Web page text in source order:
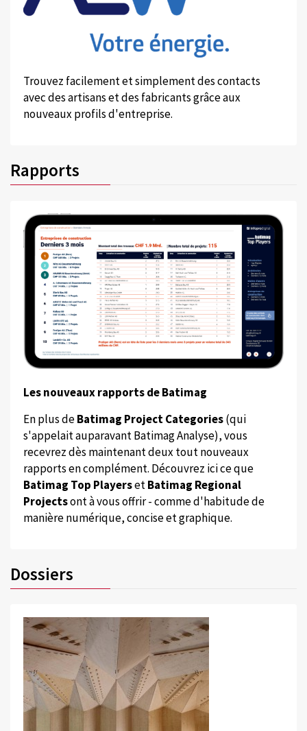
Trouvez facilement et simplement des contacts
avec des artisans et des fabricants grâce aux
nouveaux profils d'entreprise.
Rapports
Les nouveaux rapports de Batimag
En plus deBatimag Project Categories(qui
s'appelait auparavant Batimag Analyse), vous
recevrez dès maintenant deux tout nouveaux
rapports en complément. Découvrez ici ce que
Batimag Top PlayersetBatimag Regional
Projectsont à vous offrir - comme d'habitude de
manière numérique, concise et graphique.
Dossiers